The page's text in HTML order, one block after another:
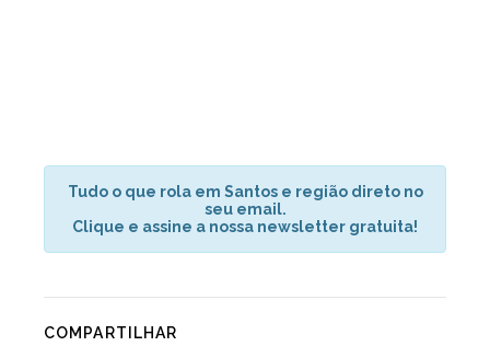
Tudo o que rola em Santos e região direto no
seu email.
Clique e assine a nossa newsletter gratuita!
COMPARTILHAR